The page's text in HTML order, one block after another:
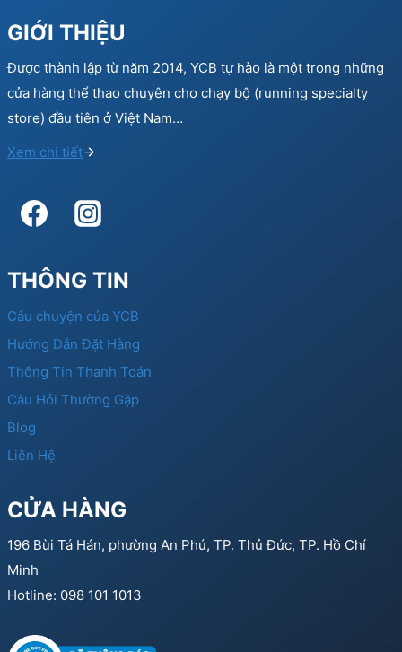
GIỚI THIỆU
Được thành lập từ năm 2014, YCB tự hào là một trong những
cửa hàng thể thao chuyên cho chạy bộ (running specialty
store) đầu tiên ở Việt Nam…
Xem chi tiết
THÔNG TIN
Câu chuyện của YCB
Hướng Dẫn Đặt Hàng
Thông Tin Thanh Toán
Câu Hỏi Thường Gặp
Blog
Liên Hệ
CỬA HÀNG
196 Bùi Tá Hán, phường An Phú, TP. Thủ Đức, TP. Hồ Chí
Minh
Hotline: 098 101 1013